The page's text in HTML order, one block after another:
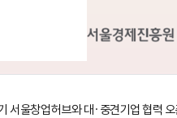
울창업허브와 대·중견기업 협력